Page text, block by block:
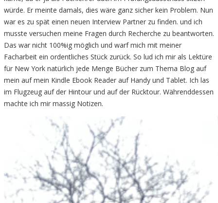
würde. Er meinte damals, dies wäre ganz sicher kein Problem. Nun
war es zu spät einen neuen Interview Partner zu finden. und ich
musste versuchen meine Fragen durch Recherche zu beantworten.
Das war nicht 100%ig möglich und warf mich mit meiner
Facharbeit ein ordentliches Stück zurück. So lud ich mir als Lektüre
für New York natürlich jede Menge Bücher zum Thema Blog auf
mein auf mein Kindle Ebook Reader auf Handy und Tablet. Ich las
im Flugzeug auf der Hintour und auf der Rücktour. Währenddessen
machte ich mir massig Notizen.